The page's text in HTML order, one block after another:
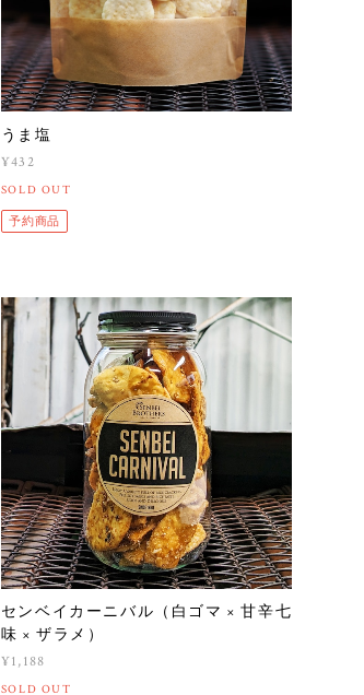
うま塩
¥432
SOLD OUT
予約商品
センベイカーニバル（白ゴマ × 甘辛七
味 × ザラメ）
¥1,188
SOLD OUT